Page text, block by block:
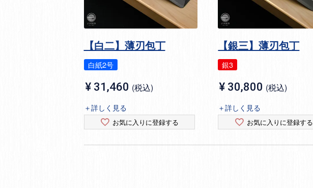
【白二】薄刃包丁
白紙2号
¥ 31,460 税込
＋詳しく見る
お気に入りに登録する
【銀三】薄刃包丁
銀3
¥ 30,800 税込
＋詳しく見る
お気に入りに登録する